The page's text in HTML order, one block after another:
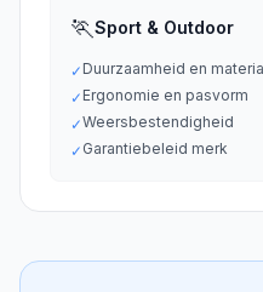
🏃Sport & Outdoor
✓ Duurzaamheid en
✓ Ergonomie en pasvorm
✓Weersbestendigheid
✓ Garantiebeleid merk